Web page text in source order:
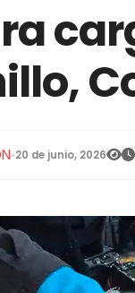
•20 de junio, 2026